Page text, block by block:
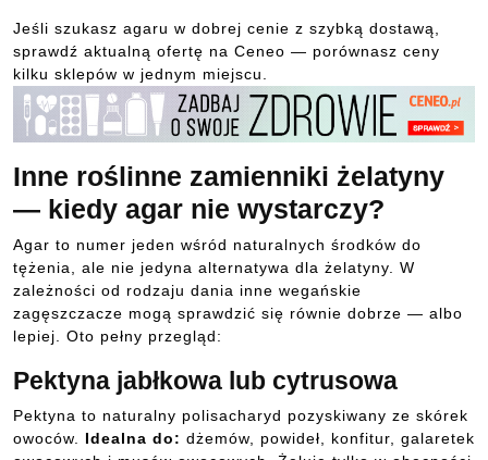
Jeśli szukasz agaru w dobrej cenie z szybką dostawą,
sprawdź aktualną ofertę na Ceneo — porównasz ceny
kilku sklepów w jednym miejscu.
Inne roślinne zamienniki żelatyny
— kiedy agar nie wystarczy?
Agar to numer jeden wśród naturalnych środków do
tężenia, ale nie jedyna alternatywa dla żelatyny. W
zależności od rodzaju dania inne wegańskie
zagęszczacze mogą sprawdzić się równie dobrze — albo
lepiej. Oto pełny przegląd:
Pektyna jabłkowa lub cytrusowa
Pektyna to naturalny polisacharyd pozyskiwany ze skórek
owoców. Idealna do: dżemów, powideł, konfitur, galaretek